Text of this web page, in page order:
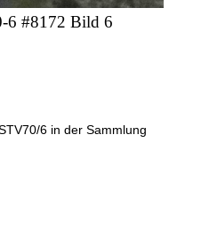
6 #8172 Bild 6
6 in der Sammlung